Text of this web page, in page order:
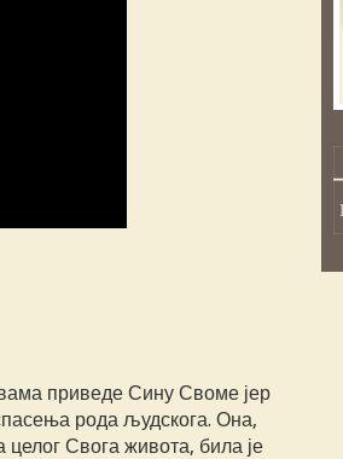
приведе Сину Своме јер
рода људскога. Она,
Свога живота, била је